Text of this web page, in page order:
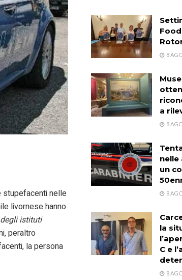
stupefacenti nelle
livornese hanno
istituti
peraltro
la persona
8
a
8
nelle
un
8
la
C e
8